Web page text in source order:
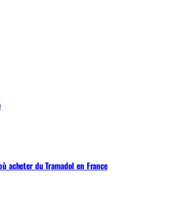
acheter du Tramadol en France